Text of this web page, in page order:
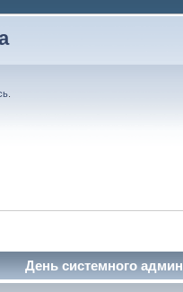
День системного